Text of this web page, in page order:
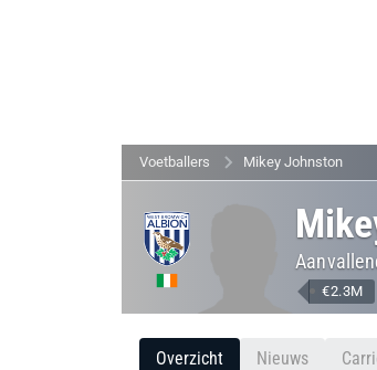
Voetballers Mikey Johnston
€2.3M
Overzicht Nieuws